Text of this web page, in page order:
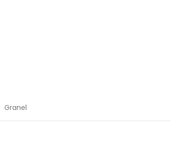
Granel